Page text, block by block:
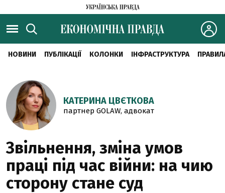
НОВИНИ ПУБЛІКАЦІЇ КОЛОНКИ ІНФРАСТРУКТУРА
КАТЕРИНА ЦВЄТКОВА
партнер GOLAW, адвокат
Звільнення, зміна умов
праці під час війни: на чию
сторону стане суд